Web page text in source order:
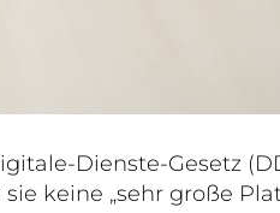
Dienste-Gesetz
keine „sehr große